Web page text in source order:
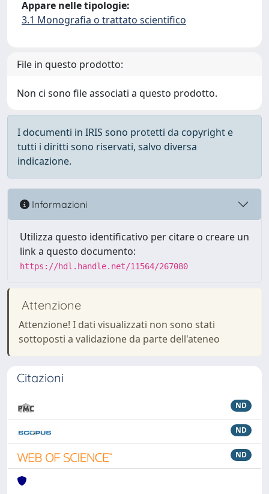
Appare nelle tipologie:
3.1 Monografia o trattato scientifico
File in questo prodotto:
Non ci sono file associati a questo prodotto.
I documenti in IRIS sono protetti da copyright e
tutti i diritti sono riservati, salvo diversa
indicazione.
Informazioni
Utilizza questo identificativo per citare o creare un
link a questo documento:
https://hdl.handle.net/11564/267080
Attenzione
Attenzione! I dati visualizzati non sono stati
sottoposti a validazione da parte dell'ateneo
Citazioni
ND
ND
ND